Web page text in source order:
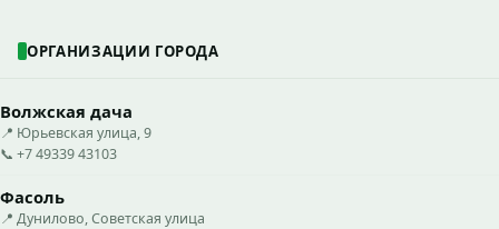
ОРГАНИЗАЦИИ ГОРОДА
Волжская дача
📍 Юрьевская улица, 9
📞 +7 49339 43103
Фасоль
📍 Дунилово, Советская улица